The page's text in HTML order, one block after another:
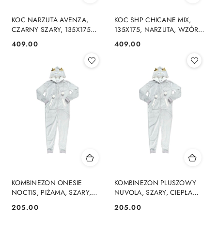
KOC NARZUTA AVENZA,
CZARNY SZARY, 135X175
H, CIEPŁY
Cena:
409.00
KOC SHP CHICANE MIX,
135X175, NARZUTA, WZÓR
SALON
Cena:
409.00
KOMBINEZON ONESIE
NOCTIS, PIŻAMA, SZARY,
CIEPŁY
Cena:
205.00
KOMBINEZON PLUSZOWY
NUVOLA, SZARY, CIEPŁA
KAPTUREM, MIĘKKI
Cena:
205.00